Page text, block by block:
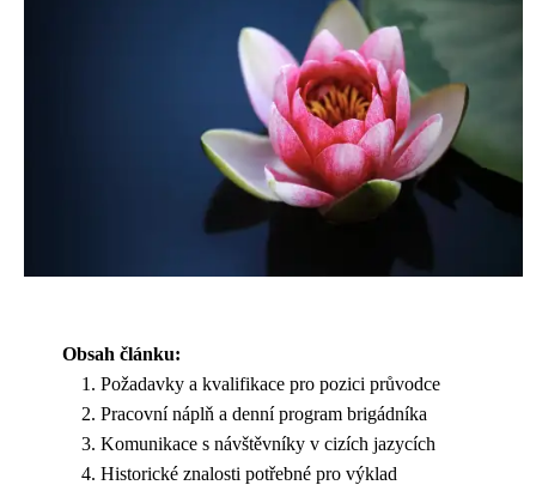
Obsah článku:
Požadavky a kvalifikace pro pozici průvodce
Pracovní náplň a denní program brigádníka
Komunikace s návštěvníky v cizích jazycích
Historické znalosti potřebné pro výklad